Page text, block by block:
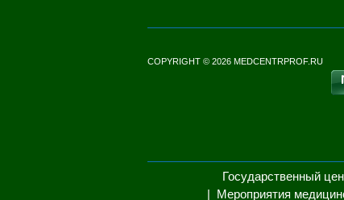
COPYRIGHT © 2026 MEDCENTRPROF.RU
Государственный
Мероприятия